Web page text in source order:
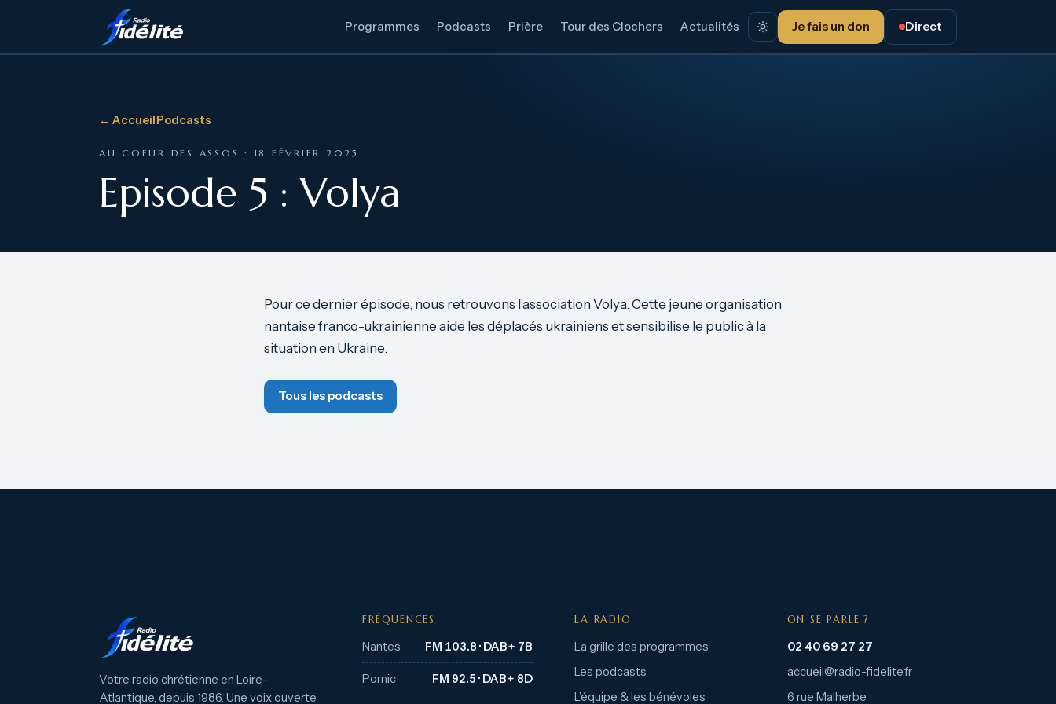
Programmes Podcasts Prière Tour des Clochers Actualités Je fais un don Direct
← Accueil·Podcasts
AU COEUR DES ASSOS · 18 FÉVRIER 2025
Episode 5 : Volya
Pour ce dernier épisode, nous retrouvons l’association Volya. Cette jeune organisation
nantaise franco-ukrainienne aide les déplacés ukrainiens et sensibilise le public à la
situation en Ukraine.
Tous les podcasts
Votre radio chrétienne en Loire-
Atlantique, depuis 1986. Une voix ouverte
FRÉQUENCES
Nantes FM 103.8 · DAB+ 7B
Pornic FM 92.5 · DAB+ 8D
LA RADIO
La grille des programmes
Les podcasts
L’équipe & les bénévoles
ON SE PARLE ?
02 40 69 27 27
accueil@radio-fidelite.fr
6 rue Malherbe